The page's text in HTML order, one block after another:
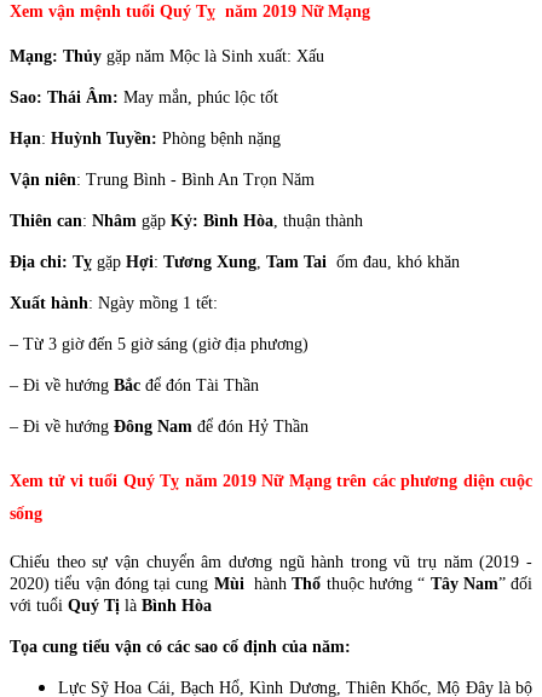
Xem vận mệnh tuổi Quý Tỵ năm 2019 Nữ Mạng
Mạng: Thủy gặp năm Mộc là Sinh xuất: Xấu
Sao: Thái Âm: May mắn, phúc lộc tốt
Hạn: Huỳnh Tuyền: Phòng bệnh nặng
Vận niên: Trung Bình - Bình An Trọn Năm
Thiên can: Nhâm gặp Kỷ: Bình Hòa, thuận thành
Địa chi: Tỵ gặp Hợi: Tương Xung, Tam Tai ốm đau, khó khăn
Xuất hành: Ngày mồng 1 tết:
– Từ 3 giờ đến 5 giờ sáng (giờ địa phương)
– Đi về hướng Bắc để đón Tài Thần
– Đi về hướng Đông Nam để đón Hỷ Thần
Xem tử vi tuổi Quý Tỵ năm 2019 Nữ Mạng trên các phương diện cuộc
sống
Chiếu theo sự vận chuyển âm dương ngũ hành trong vũ trụ năm (2019 -
2020) tiểu vận đóng tại cung Mùi hànhThổ thuộc hướng “ Tây Nam” đối
với tuổi Quý Tị là Bình Hòa
Tọa cung tiểu vận có các sao cố định của năm:
Lực Sỹ Hoa Cái, Bạch Hổ, Kình Dương, Thiên Khốc, Mộ Đây là bộ